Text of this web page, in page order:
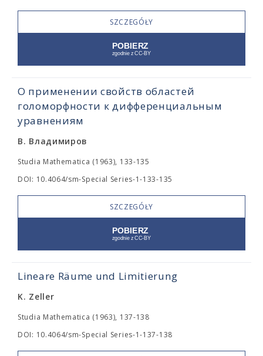
SZCZEGÓŁY
О применении свойств областей
голоморфности к дифференциальным
уравнениям
В. Владимиров
Studia Mathematica (1963), 133-135
DOI: 10.4064/sm-Special Series-1-133-135
SZCZEGÓŁY
Lineare Räume und Limitierung
K. Zeller
Studia Mathematica (1963), 137-138
DOI: 10.4064/sm-Special Series-1-137-138